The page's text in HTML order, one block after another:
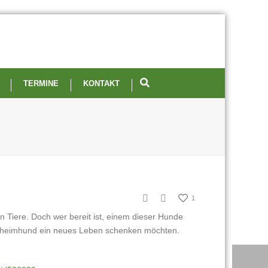
TERMINE KONTAKT
1
Tiere. Doch wer bereit ist, einem dieser Hunde
ein neues Leben schenken möchten.